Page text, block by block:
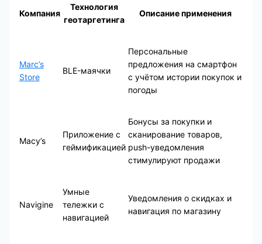
Компания
Технология
геотаргетинга
Описание применения
Marc’s
Store
BLE-маячки
Персональные
предложения на смартфон
с учётом истории покупок и
погоды
Macy’s
Приложение с
геймификацией
Бонусы за покупки и
сканирование товаров,
push-уведомления
стимулируют продажи
Navigine
Умные
тележки с
навигацией
Уведомления о скидках и
навигация по магазину